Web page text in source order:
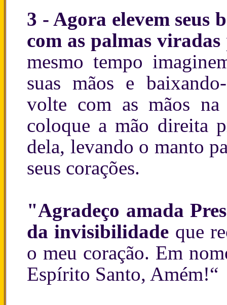
3 - Agora elevem seus
com as palmas viradas
mesmo tempo
suas mãos e
volte com as mãos
coloque a mão direita
dela, levando o manto
seus corações.
"Agradeço amada
da invisibilidade que
o meu coração. Em
Espírito Santo, Amém!“